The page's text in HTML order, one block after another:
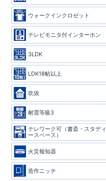
ウォークインクロゼット
テレビモニタ付インターホン
3LDK
LDK18帖以上
吹抜
耐震等級3
テレワーク可（書斎・スタディ
ースペース）
火災報知器
造作ニッチ